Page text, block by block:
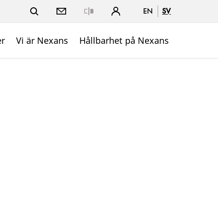
EN SV
Vi är Nexans Hållbarhet på Nexans